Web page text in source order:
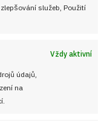
služeb, Použití
Vždy aktivní
údajů,
na
jako čerstvá i po
postupům si poradí